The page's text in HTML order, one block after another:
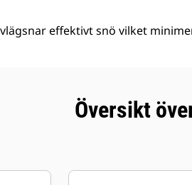
effektivt snö vilket
Översikt